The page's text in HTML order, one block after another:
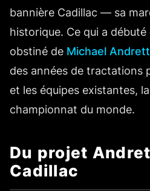
bannière Cadillac — sa
historique. Ce qui a
obstiné de Michael
des années de tractations
et les équipes existantes, la
championnat du monde.
Du projet
Cadillac